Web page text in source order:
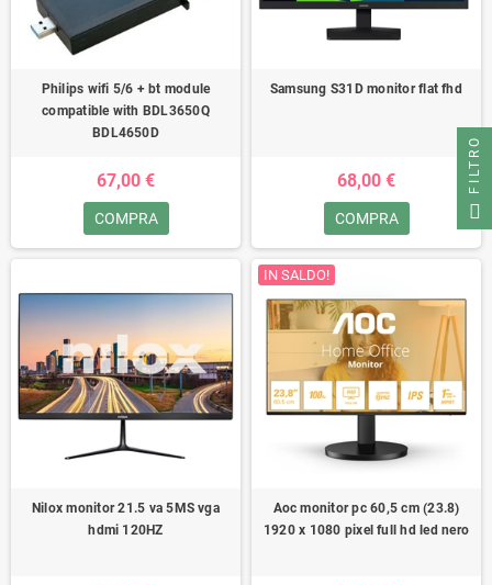
Philips wifi 5/6 + bt module
compatible with BDL3650Q
BDL4650D
67,00 €
COMPRA
Samsung S31D monitor flat fhd
68,00 €
COMPRA
Nilox monitor 21.5 va 5MS vga
hdmi 120HZ
IN SALDO!
Aoc monitor pc 60,5 cm (23.8)
1920 x 1080 pixel full hd led nero
FILTRO